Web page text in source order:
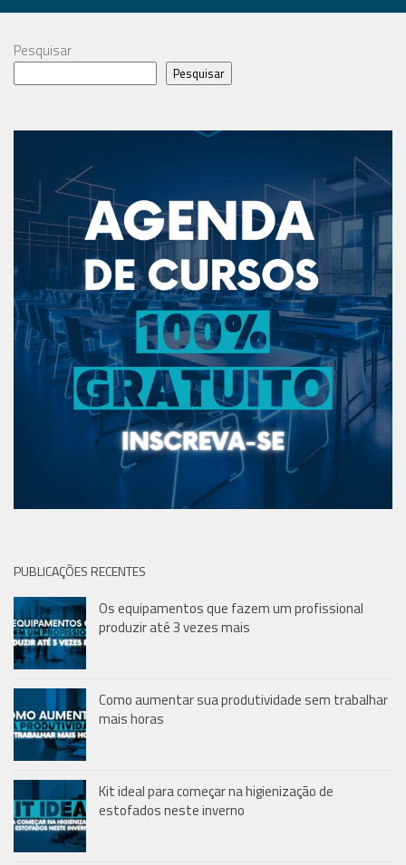
Pesquisar
Pesquisar
PUBLICAÇÕES RECENTES
Os equipamentos que fazem um profissional
produzir até 3 vezes mais
Como aumentar sua produtividade sem trabalhar
mais horas
Kit ideal para começar na higienização de
estofados neste inverno